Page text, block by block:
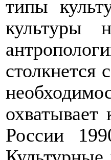
типы
культуры
столкнется
охватывает
России